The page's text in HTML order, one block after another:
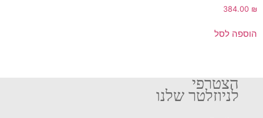
384.00 ₪
הוספה לסל
הצטרפי
לניוזלטר שלנו